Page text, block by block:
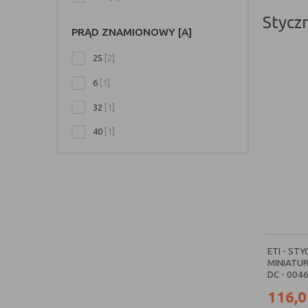
PRĄD ZNAMIONOWY [A]
25 [2]
6 [1]
32 [1]
40 [1]
(podczas
styk
styk
ETI -
DC -